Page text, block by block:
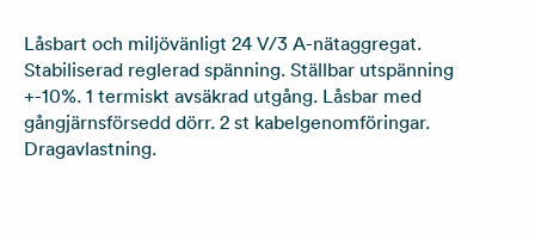
Låsbart och miljövänligt 24 V/3 A-nätaggregat.
Stabiliserad reglerad spänning. Ställbar utspänning
+-10%. 1 termiskt avsäkrad utgång. Låsbar med
gångjärnsförsedd dörr. 2 st kabelgenomföringar.
Dragavlastning.